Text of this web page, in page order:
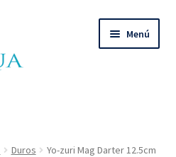
Menú
Duros Yo-zuri Mag Darter 12.5cm